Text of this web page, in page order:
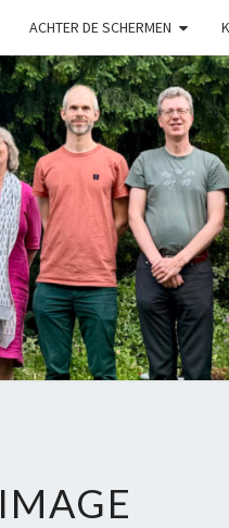
ACHTER DE SCHERMEN
LUX
Kamerkoor
Onder
Leiding
Van
Angeliki
Ploka
IMAGE